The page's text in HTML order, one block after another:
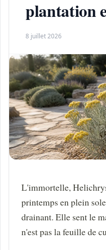
plantation
8 juillet 2026
L'immortelle,
printemps en plein
drainant. Elle sent le
n'est pas la feuille de